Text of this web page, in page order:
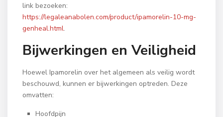
link bezoeken:
https://legaleanabolen.com/product/ipamorelin-10-mg-
genheal.html.
Bijwerkingen en Veiligheid
Hoewel Ipamorelin over het algemeen als veilig wordt
beschouwd, kunnen er bijwerkingen optreden. Deze
omvatten:
Hoofdpijn